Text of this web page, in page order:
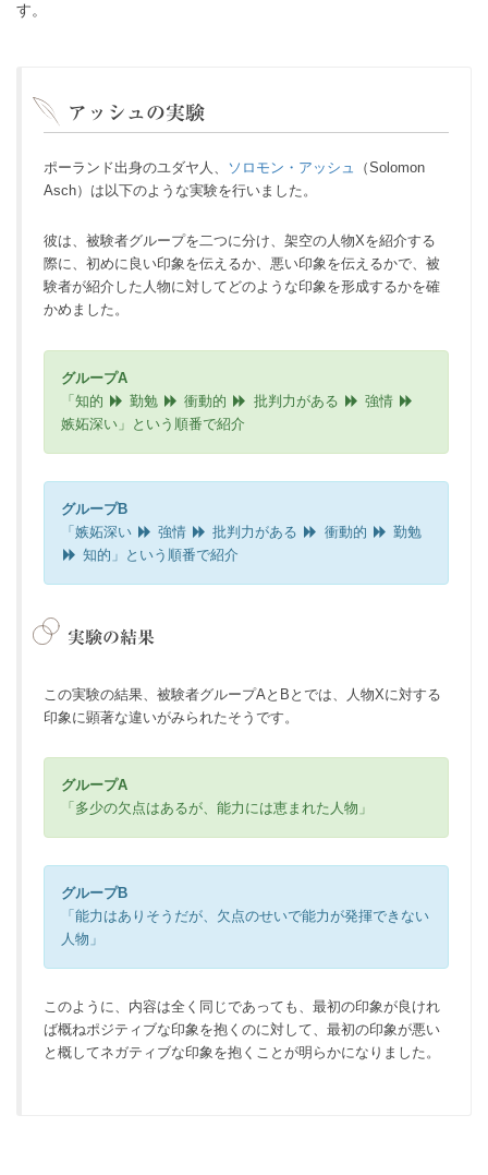
す。
アッシュの実験
ポーランド出身のユダヤ人、 ソロモン・アッシュ
（Solomon
Asch）は以下のような実験を行いました。
彼は、被験者グループを二つに分け、架空の人物Xを紹介する
際に、初めに良い印象を伝えるか、悪い印象を伝えるかで、被
験者が紹介した人物に対してどのような印象を形成するかを確
かめました。
グループA
「知的
勤勉 衝動的 批判力がある
強情
嫉妬深い」という順番で紹介
グループB
「嫉妬深い
強情 批判力がある 衝動的
勤勉
知的」という順番で紹介
実験の結果
この実験の結果、被験者グループAとBとでは、人物Xに対する
印象に顕著な違いがみられたそうです。
グループA
「多少の欠点はあるが、能力には恵まれた人物」
グループB
「能力はありそうだが、欠点のせいで能力が発揮できない
人物」
このように、内容は全く同じであっても、最初の印象が良けれ
ば概ねポジティブな印象を抱くのに対して、最初の印象が悪い
と概してネガティブな印象を抱くことが明らかになりました。